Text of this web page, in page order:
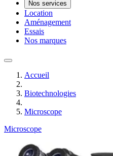
Nos services
Location
Aménagement
Essais
Nos marques
Accueil
Biotechnologies
Microscope
Microscope